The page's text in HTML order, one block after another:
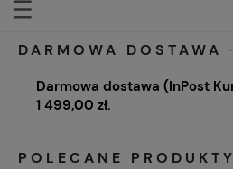
DARMOWA DOSTAWA
Darmowa dostawa (InPost
1 499,00 zł.
POLECANE PRODUKTY